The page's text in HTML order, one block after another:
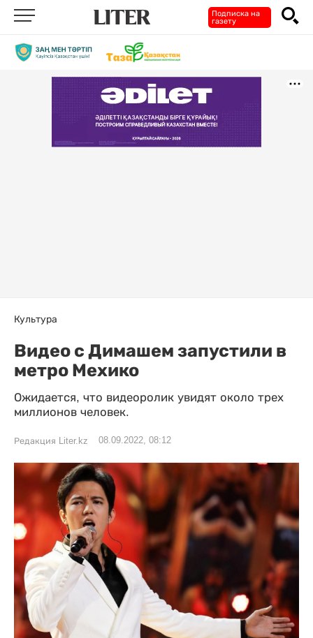
Подписка на
газету
Культура
Видео с Димашем запустили в
метро Мехико
Ожидается, что видеоролик увидят около трех
миллионов человек.
Редакция Liter.kz 08.09.2022, 08:12